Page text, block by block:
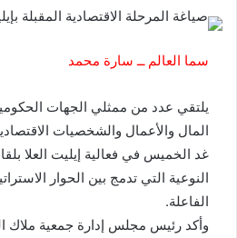
سما العالم ــ سارة محمد
يلتقي عدد من ممثلي الجهات
المال والأعمال والشخصيات
غد الخميس في فعالية إيليت العلا
النوعية التي تدمج بين الحوار
الفاعلة.
وأكد رئيس مجلس إدارة جمعية ملاك